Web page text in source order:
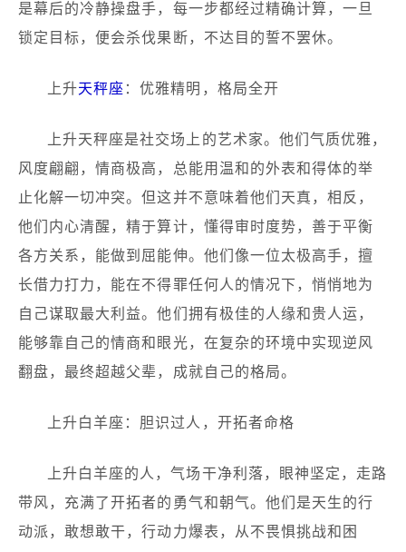
是幕后的冷静操盘手，每一步都经过精确计算，一旦
锁定目标，便会杀伐果断，不达目的誓不罢休。
上升天秤座：优雅精明，格局全开
上升天秤座是社交场上的艺术家。他们气质优雅，
风度翩翩，情商极高，总能用温和的外表和得体的举
止化解一切冲突。但这并不意味着他们天真，相反，
他们内心清醒，精于算计，懂得审时度势，善于平衡
各方关系，能做到屈能伸。他们像一位太极高手，擅
长借力打力，能在不得罪任何人的情况下，悄悄地为
自己谋取最大利益。他们拥有极佳的人缘和贵人运，
能够靠自己的情商和眼光，在复杂的环境中实现逆风
翻盘，最终超越父辈，成就自己的格局。
上升白羊座：胆识过人，开拓者命格
上升白羊座的人，气场干净利落，眼神坚定，走路
带风，充满了开拓者的勇气和朝气。他们是天生的行
动派，敢想敢干，行动力爆表，从不畏惧挑战和困